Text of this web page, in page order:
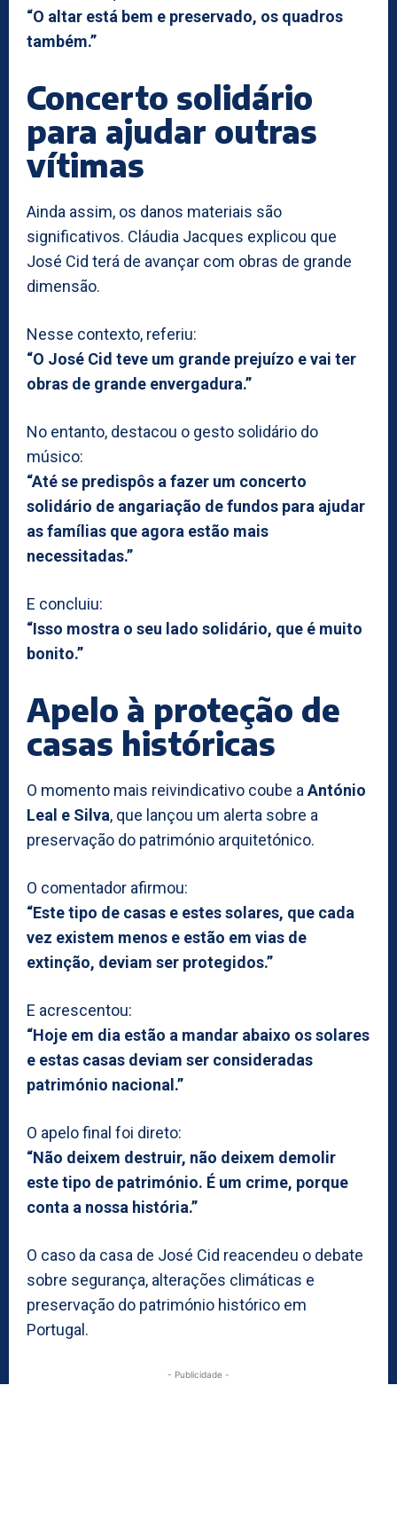
“O altar está bem e preservado, os quadros
também.”
Concerto solidário
para ajudar outras
vítimas
Ainda assim, os danos materiais são
significativos. Cláudia Jacques explicou que
José Cid terá de avançar com obras de grande
dimensão.
Nesse contexto, referiu:
“O José Cid teve um grande prejuízo e vai ter
obras de grande envergadura.”
No entanto, destacou o gesto solidário do
músico:
“Até se predispôs a fazer um concerto
solidário de angariação de fundos para ajudar
as famílias que agora estão mais
necessitadas.”
E concluiu:
“Isso mostra o seu lado solidário, que é muito
bonito.”
Apelo à proteção de
casas históricas
O momento mais reivindicativo coube a António
Leal e Silva, que lançou um alerta sobre a
preservação do património arquitetónico.
O comentador afirmou:
“Este tipo de casas e estes solares, que cada
vez existem menos e estão em vias de
extinção, deviam ser protegidos.”
E acrescentou:
“Hoje em dia estão a mandar abaixo os solares
e estas casas deviam ser consideradas
património nacional.”
O apelo final foi direto:
“Não deixem destruir, não deixem demolir
este tipo de património. É um crime, porque
conta a nossa história.”
O caso da casa de José Cid reacendeu o debate
sobre segurança, alterações climáticas e
preservação do património histórico em
Portugal.
- Publicidade -